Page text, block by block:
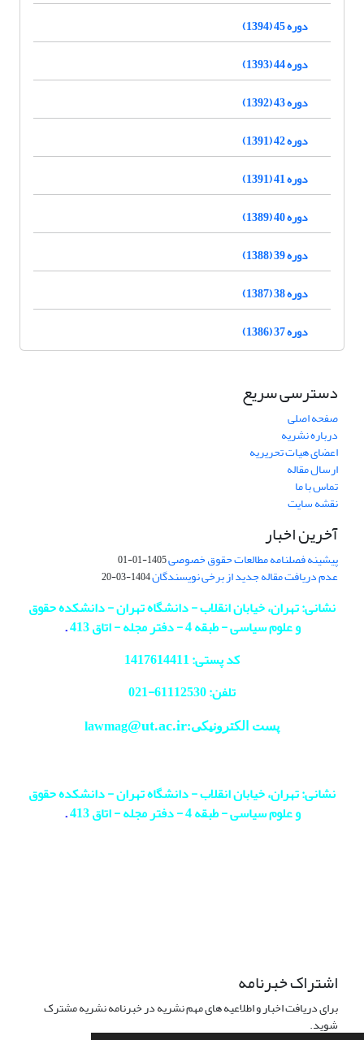
دوره 45 (1394)
دوره 44 (1393)
دوره 43 (1392)
دوره 42 (1391)
دوره 41 (1391)
دوره 40 (1389)
دوره 39 (1388)
دوره 38 (1387)
دوره 37 (1386)
دسترسی سریع
صفحه اصلی
درباره نشریه
اعضای هیات تحریریه
ارسال مقاله
تماس با ما
نقشه سایت
آخرین اخبار
پیشینه فصلنامه مطالعات حقوق خصوصی1405-01-01
عدم دریافت مقاله جدید از برخی نویسندگان1404-03-20
نشانی: تهران، خیابان انقلاب - دانشگاه تهران - دانشکده حقوق
و علوم سیاسی - طبقه 4 - دفتر مجله - اتاق 413
.
کد پستی: 1417614411
تلفن: 61112530-
021
پست الکترونیکی:lawmag@ut.ac.ir
نشانی: تهران، خیابان انقلاب - دانشگاه تهران - دانشکده حقوق
و علوم سیاسی - طبقه 4 - دفتر مجله - اتاق 413
.
اشتراک خبرنامه
برای دریافت اخبار و اطلاعیه های مهم نشریه در خبرنامه نشریه مشترک
شوید.